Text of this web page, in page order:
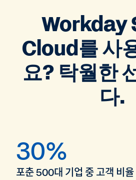
Workday
Cloud를 사
요? 탁월한
다.
30%
포춘 500대 기업 중 고객 비율